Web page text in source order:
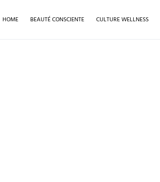
HOME BEAUTÉ CONSCIENTE CULTURE WELLNESS